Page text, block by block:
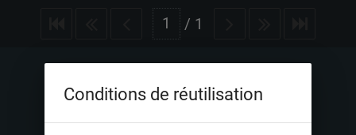
/ 1
Conditions de réutilisation